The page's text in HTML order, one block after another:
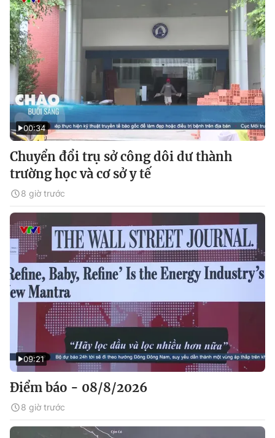
00:34
Chuyển đổi trụ sở công dôi dư thành
trường học và cơ sở y tế
8 giờ trước
09:21
Điểm báo - 08/8/2026
8 giờ trước